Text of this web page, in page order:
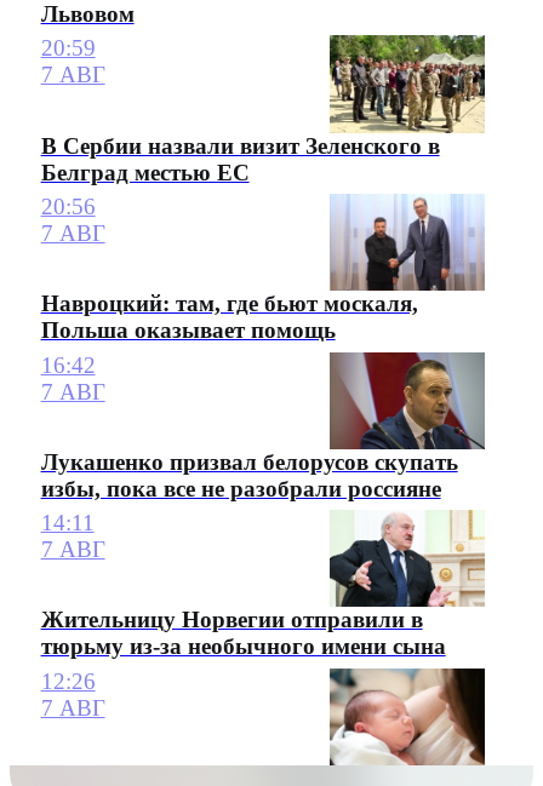
Львовом
20:59
7 АВГ
В Сербии назвали визит Зеленского в
Белград местью ЕС
20:56
7 АВГ
Навроцкий: там, где бьют москаля,
Польша оказывает помощь
16:42
7 АВГ
Лукашенко призвал белорусов скупать
избы, пока все не разобрали россияне
14:11
7 АВГ
Жительницу Норвегии отправили в
тюрьму из-за необычного имени сына
12:26
7 АВГ